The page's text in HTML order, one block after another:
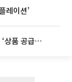
레이션’
‘회생 D-3주’ 홈플러스, 영업 재개에도 ‘상품 공급망’ 복구가 생존 관건